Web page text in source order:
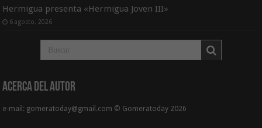
Hermigua presenta «Hermigua Joven III»
6 agosto, 2026
Acerca del Autor
e-mail: gomeratoday@gmail.com © Gomeratoday 2026